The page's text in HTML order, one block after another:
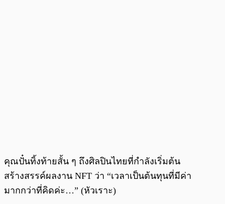
คุณปั๋นทิ้งท้ายสั้น ๆ ถึงศิลปินไทยที่กำลังเริ่มต้น
สร้างสรรค์ผลงาน NFT ว่า “เวลาเป็นต้นทุนที่มีค่า
มากกว่าที่คิดค่ะ…” (หัวเราะ)